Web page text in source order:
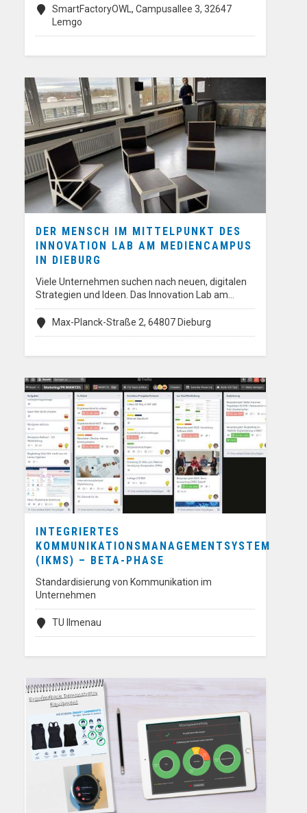
SmartFactoryOWL, Campusallee 3, 32647
Lemgo
DER MENSCH IM MITTELPUNKT DES
INNOVATION LAB AM MEDIENCAMPUS
IN DIEBURG
Viele Unternehmen suchen nach neuen, digitalen
Strategien und Ideen. Das Innovation Lab am…
Max-Planck-Straße 2, 64807 Dieburg
INTEGRIERTES
KOMMUNIKATIONSMANAGEMENTSYSTEM
(IKMS) – BETA-PHASE
Standardisierung von Kommunikation im
Unternehmen
TU Ilmenau